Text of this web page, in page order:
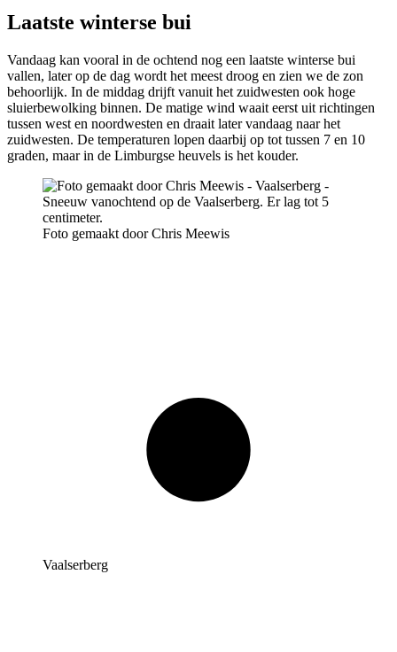
Laatste winterse bui
Vandaag kan vooral in de ochtend nog een laatste winterse bui
vallen, later op de dag wordt het meest droog en zien we de zon
behoorlijk. In de middag drijft vanuit het zuidwesten ook hoge
sluierbewolking binnen. De matige wind waait eerst uit richtingen
tussen west en noordwesten en draait later vandaag naar het
zuidwesten. De temperaturen lopen daarbij op tot tussen 7 en 10
graden, maar in de Limburgse heuvels is het kouder.
Foto gemaakt door Chris Meewis
Vaalserberg